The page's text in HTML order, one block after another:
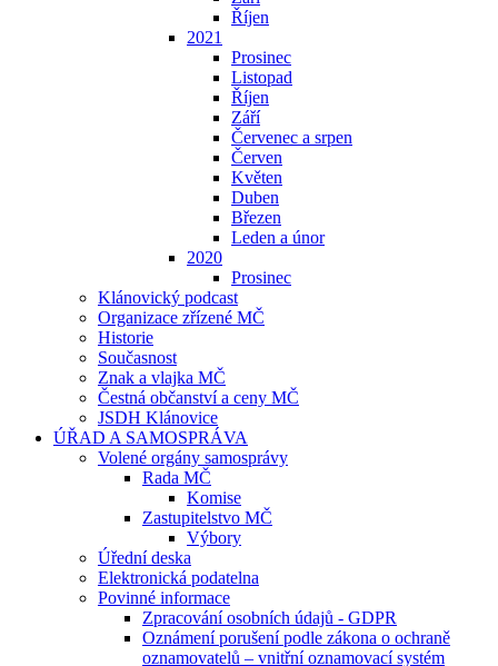
Říjen
2021
Prosinec
Listopad
Říjen
Září
Červenec a srpen
Červen
Květen
Duben
Březen
Leden a únor
2020
Prosinec
Klánovický podcast
Organizace zřízené MČ
Historie
Současnost
Znak a vlajka MČ
Čestná občanství a ceny MČ
JSDH Klánovice
ÚŘAD A SAMOSPRÁVA
Volené orgány samosprávy
Rada MČ
Komise
Zastupitelstvo MČ
Výbory
Úřední deska
Elektronická podatelna
Povinné informace
Zpracování osobních údajů - GDPR
Oznámení porušení podle zákona o ochraně
oznamovatelů – vnitřní oznamovací systém